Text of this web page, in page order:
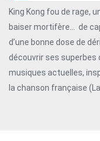
King Kong fou de rage,
baiser mortifère… de
d’une bonne dose de
découvrir ses superbes
musiques actuelles,
la chanson française